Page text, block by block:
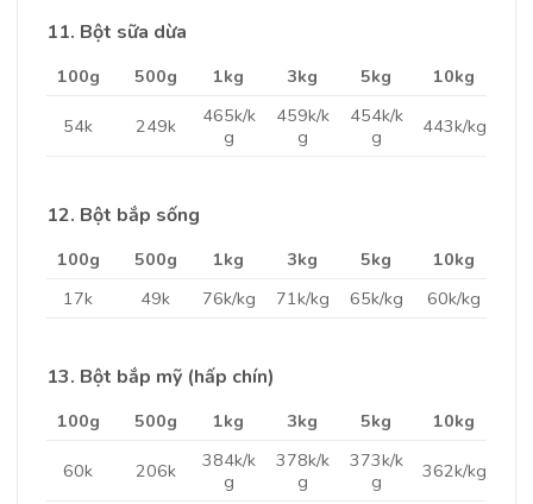
11. Bột sữa dừa
100g 500g 1kg 3kg 5kg 10kg
54k 249k
465k/k
g
459k/k
g
454k/k
g
443k/kg
12. Bột bắp sống
100g 500g 1kg 3kg 5kg
10kg
17k
49k 76k/kg 71k/kg 65k/kg 60k/kg
13. Bột bắp mỹ (hấp chín)
100g 500g 1kg 3kg 5kg 10kg
60k 206k
384k/k
g
378k/k
g
373k/k
g
362k/kg